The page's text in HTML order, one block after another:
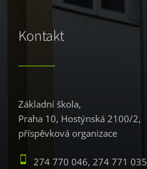
Kontakt
Základní škola,
Praha 10, Hostýnská 2100/2,
příspěvková organizace
274 770 046, 274 771 035